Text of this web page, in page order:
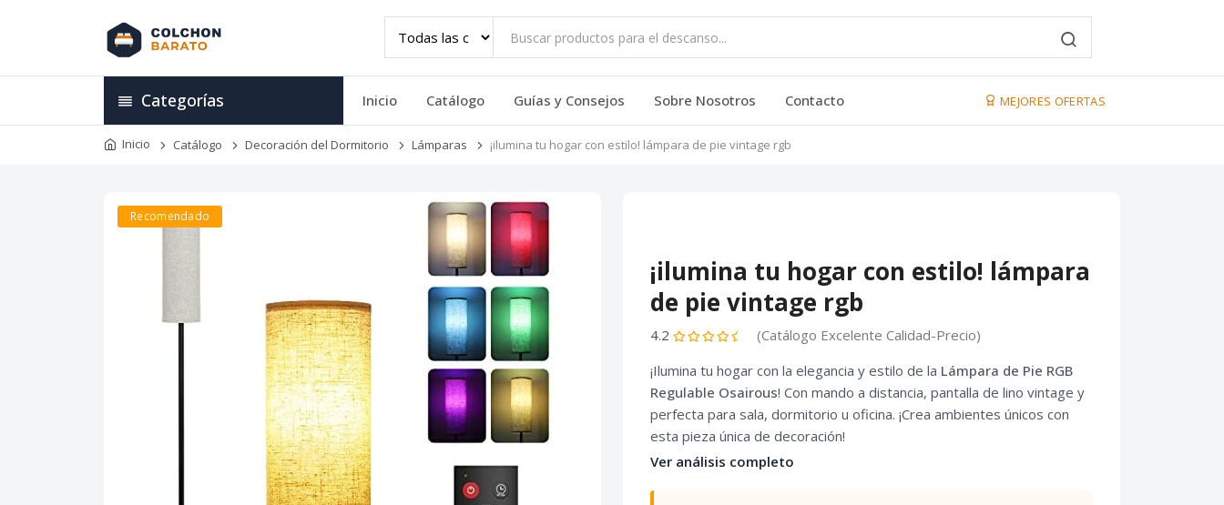
Categorías Inicio Catálogo Guías y Consejos Sobre Nosotros Contacto MEJORES OFERTAS
Inicio Catálogo Decoración del Dormitorio Lámparas ¡ilumina tu hogar con estilo! lámpara de pie vintage rgb
Recomendado
¡ilumina tu hogar con estilo! lámpara
de pie vintage rgb
4.2
(Catálogo Excelente Calidad-Precio)
¡Ilumina tu hogar con la elegancia y estilo de la Lámpara de Pie RGB
Regulable Osairous! Con mando a distancia, pantalla de lino vintage y
perfecta para sala, dormitorio u oficina. ¡Crea ambientes únicos con
esta pieza única de decoración!
Ver análisis completo